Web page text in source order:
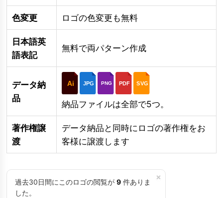
色変更 ロゴの色変更も無料
日本語英
語表記
無料で両パターン作成
データ納
品
Ai JPG PNG PDF SVG
納品ファイルは全部で5つ。
著作権譲
渡
データ納品と同時にロゴの著作権をお
客様に譲渡します
×
過去30日間にこのロゴの閲覧が 9 件ありま
した。